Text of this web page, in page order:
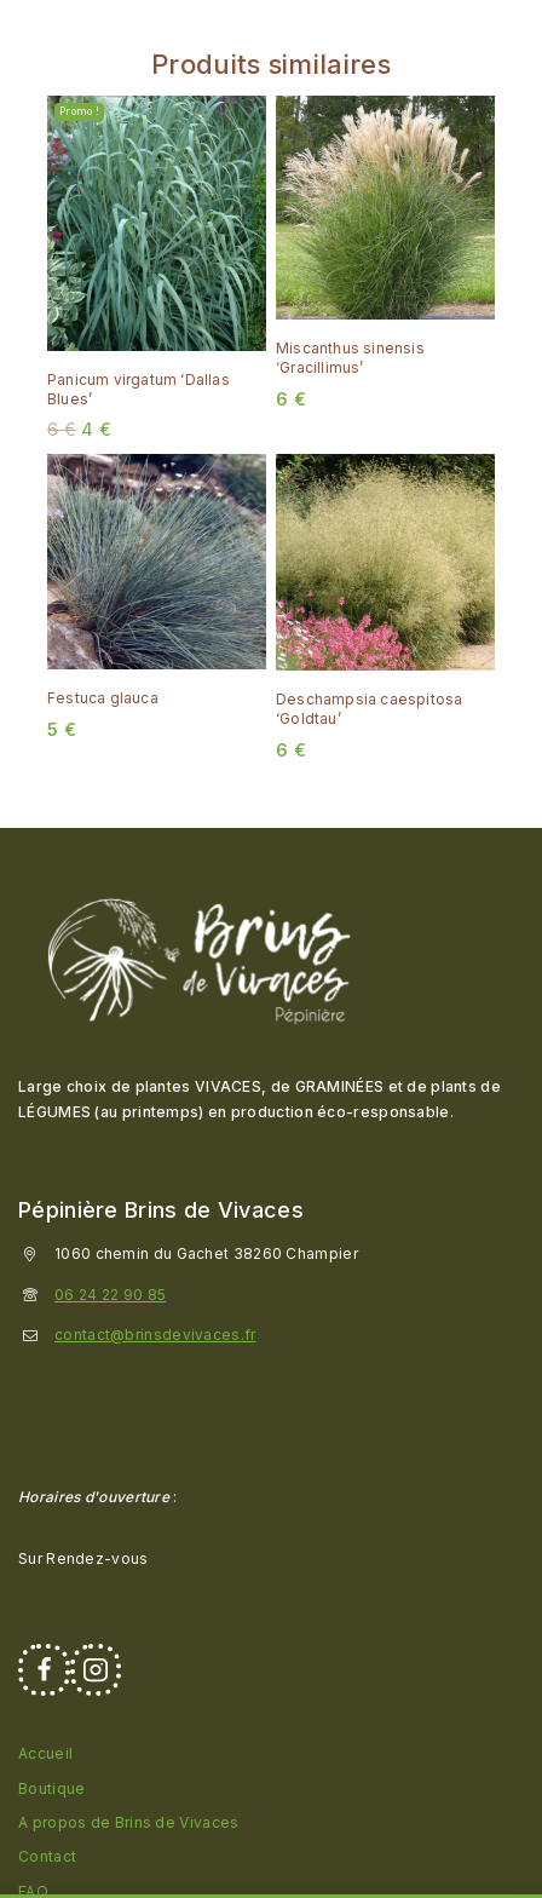
Produits similaires
Promo !
Panicum virgatum ‘Dallas
Blues’
6€ 4 €
Miscanthus sinensis
‘Gracillimus’
6 €
Festuca glauca
5 €
Deschampsia caespitosa
‘Goldtau’
6 €
Large choix de plantes VIVACES, de GRAMINÉES et de plants de
LÉGUMES (au printemps) en production éco-responsable .
Pépinière Brins de Vivaces
1060 chemin du Gachet 38260 Champier
06 24 22 90 85
contact@brinsdevivaces.fr
Horaires d'ouverture:
Sur Rendez-vous
Accueil
Boutique
A propos de Brins de Vivaces
Contact
FAQ